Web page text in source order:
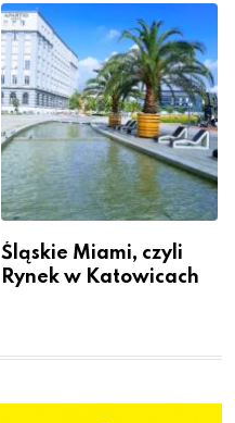
Śląskie Miami, czyli
Rynek w Katowicach